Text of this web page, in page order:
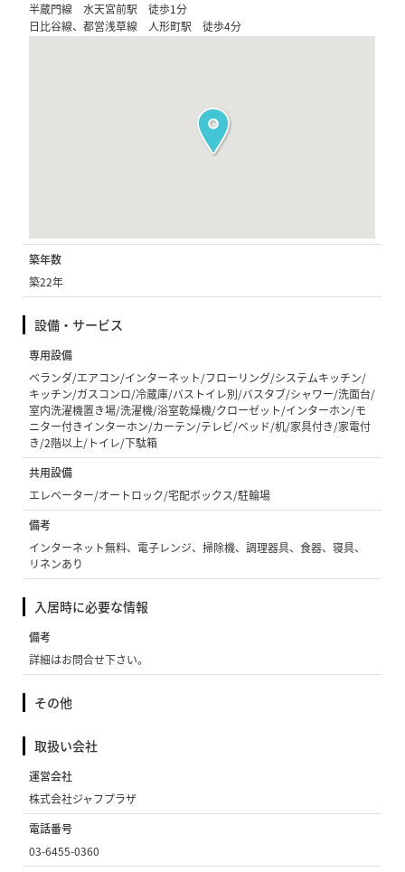
半蔵門線 水天宮前駅 徒歩1分
日比谷線、都営浅草線 人形町駅 徒歩4分
築年数
築22年
設備・サービス
専用設備
ベランダ/エアコン/インターネット/フローリング/システムキッチン/
キッチン/ガスコンロ/冷蔵庫/バストイレ別/バスタブ/シャワー/洗面台/
室内洗濯機置き場/洗濯機/浴室乾燥機/クローゼット/インターホン/モ
ニター付きインターホン/カーテン/テレビ/ベッド/机/家具付き/家電付
き/2階以上/トイレ/下駄箱
共用設備
エレベーター/オートロック/宅配ボックス/駐輪場
備考
インターネット無料、電子レンジ、掃除機、調理器具、食器、寝具、
リネンあり
入居時に必要な情報
備考
詳細はお問合せ下さい。
その他
取扱い会社
運営会社
株式会社ジャフプラザ
電話番号
03-6455-0360